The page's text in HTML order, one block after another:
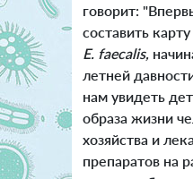
говорит:
составить
E. faecalis,
летней
нам увидеть
образа жизни
хозяйства и
препаратов на